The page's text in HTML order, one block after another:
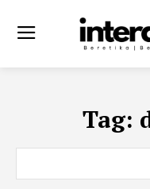
Tag: